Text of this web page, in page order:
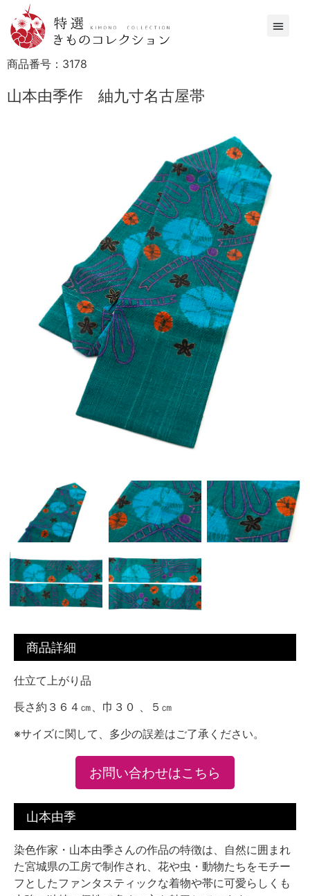
商品番号： 3178
山本由季作 紬九寸名古屋帯
商品詳細
仕立て上がり品
長さ約３６４㎝、巾３０ 、５㎝
※サイズに関して、多少の誤差はご了承ください。
お問い合わせはこちら
山本由季
染色作家・山本由季さんの作品の特徴は、自然に囲まれ
た宮城県の工房で制作され、花や虫・動物たちをモチー
フとしたファンタスティックな着物や帯に可愛らしくも